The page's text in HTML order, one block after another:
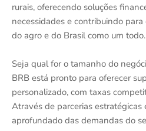
rurais, oferecendo soluções
necessidades e contribuindo
do agro e do Brasil como um todo.
Seja qual for o tamanho do
BRB está pronto para oferecer
personalizado, com taxas
Através de parcerias
aprofundado das demandas do